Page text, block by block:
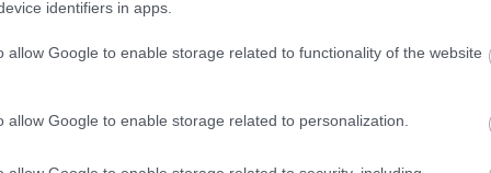
identifiers in apps.
allow Google to enable storage related to functionality of the website
allow Google to enable storage related to personalization.